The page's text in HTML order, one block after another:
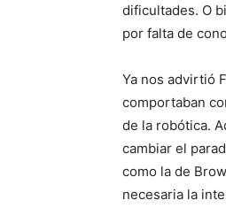
dificultades. O
por falta de
Ya nos advirtió
comportaban
de la robótica.
cambiar el
como la de
necesaria la